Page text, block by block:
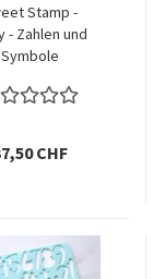
Stamp -
- Zahlen und
Symbole
CHF